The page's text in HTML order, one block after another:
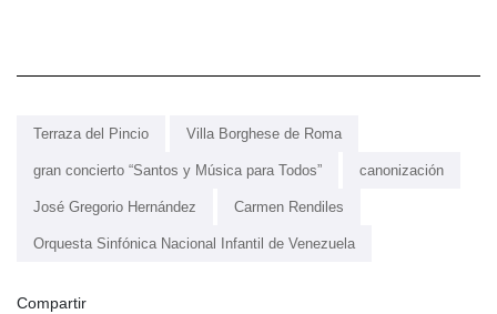
Terraza del Pincio Villa Borghese de Roma
gran concierto “Santos y Música para Todos” canonización
José Gregorio Hernández Carmen Rendiles
Orquesta Sinfónica Nacional Infantil de Venezuela
Compartir